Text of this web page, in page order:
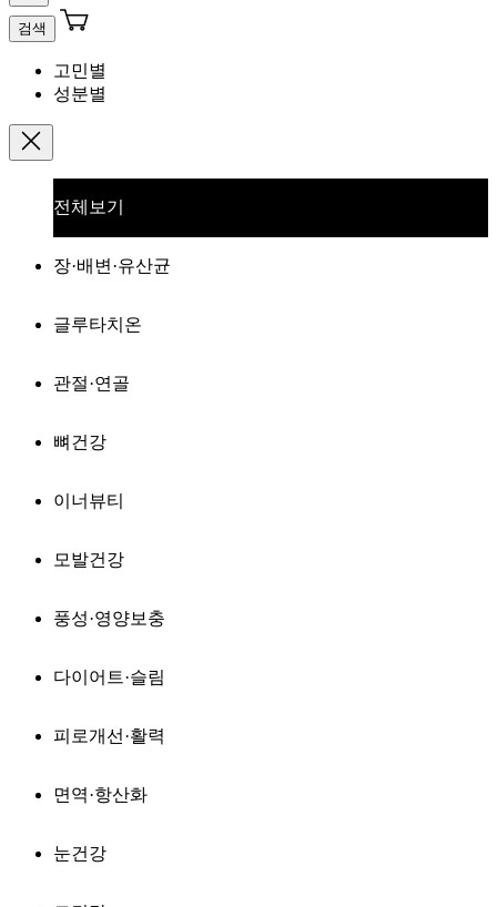
검색
고민별
성분별
전체보기
장·배변·유산균
글루타치온
관절·연골
뼈건강
이너뷰티
모발건강
풍성·영양보충
다이어트·슬림
피로개선·활력
면역·항산화
눈건강